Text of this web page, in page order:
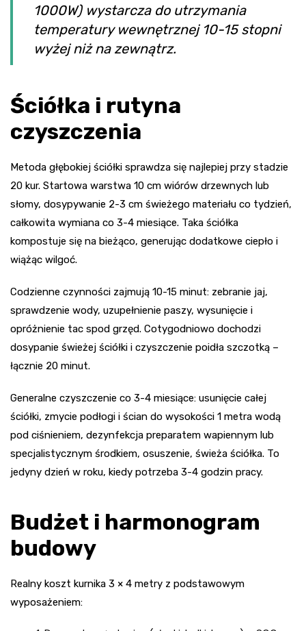
1000W) wystarcza do utrzymania
temperatury wewnętrznej 10-15 stopni
wyżej niż na zewnątrz.
Ściółka i rutyna
czyszczenia
Metoda głębokiej ściółki sprawdza się najlepiej przy stadzie
20 kur. Startowa warstwa 10 cm wiórów drzewnych lub
słomy, dosypywanie 2-3 cm świeżego materiału co tydzień,
całkowita wymiana co 3-4 miesiące. Taka ściółka
kompostuje się na bieżąco, generując dodatkowe ciepło i
wiążąc wilgoć.
Codzienne czynności zajmują 10-15 minut: zebranie jaj,
sprawdzenie wody, uzupełnienie paszy, wysunięcie i
opróżnienie tac spod grzęd. Cotygodniowo dochodzi
dosypanie świeżej ściółki i czyszczenie poidła szczotką –
łącznie 20 minut.
Generalne czyszczenie co 3-4 miesiące: usunięcie całej
ściółki, zmycie podłogi i ścian do wysokości 1 metra wodą
pod ciśnieniem, dezynfekcja preparatem wapiennym lub
specjalistycznym środkiem, osuszenie, świeża ściółka. To
jedyny dzień w roku, kiedy potrzeba 3-4 godzin pracy.
Budżet i harmonogram
budowy
Realny koszt kurnika 3 × 4 metry z podstawowym
wyposażeniem: